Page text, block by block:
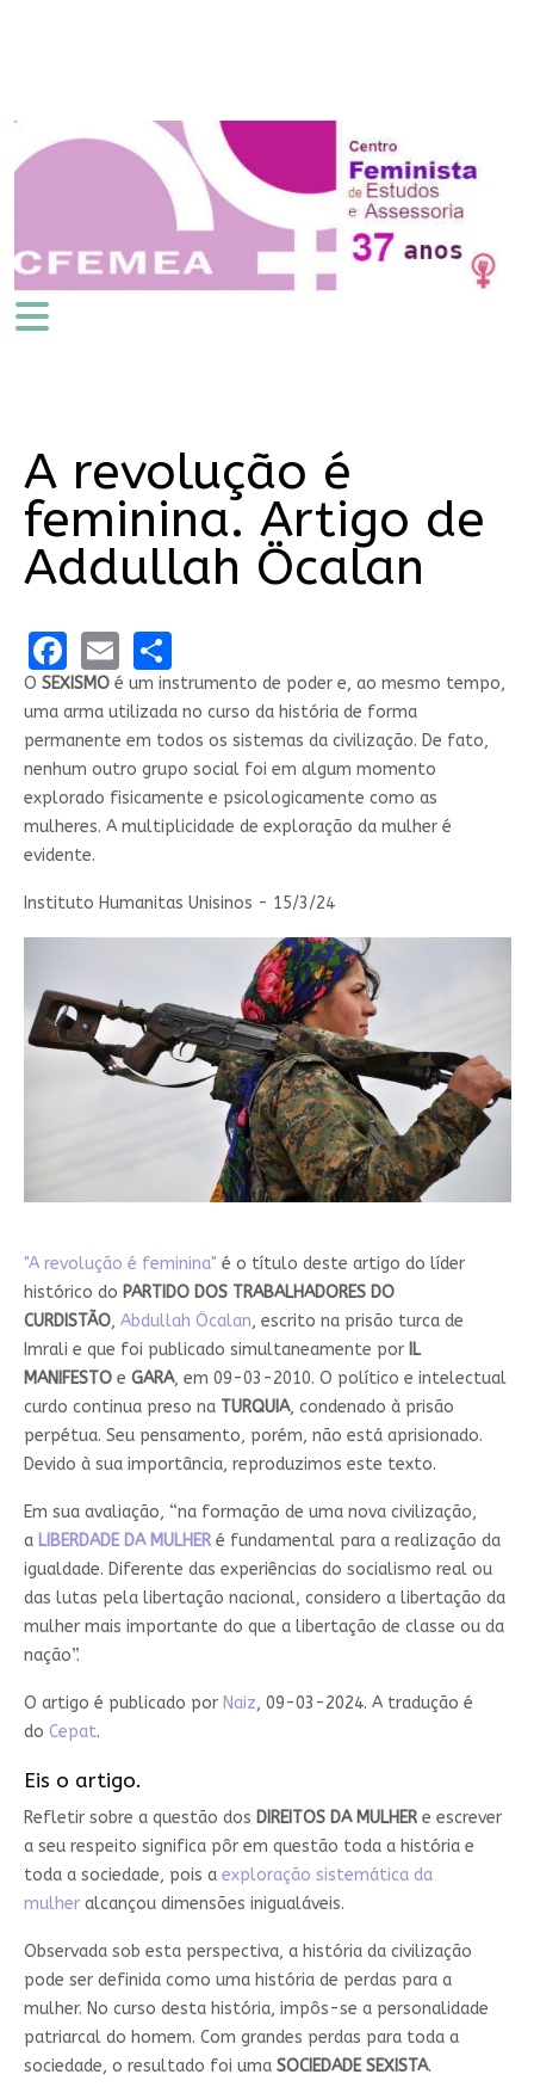
A revolução é
feminina. Artigo de
Addullah Öcalan
Facebook
EmailShare
O SEXISMOé um instrumento de poder e, ao mesmo tempo,
uma arma utilizada no curso da história de forma
permanente em todos os sistemas da civilização. De fato,
nenhum outro grupo social foi em algum momento
explorado fisicamente e psicologicamente como as
mulheres. A multiplicidade de exploração da mulher é
evidente.
Instituto Humanitas Unisinos - 15/3/24
"A revolução é feminina" é o título deste artigo do líder
histórico do PARTIDO DOS TRABALHADORES DO
CURDISTÃO, Abdullah Öcalan, escrito na prisão turca de
Imrali e que foi publicado simultaneamente por IL
MANIFESTOe GARA, em 09-03-2010. O político e intelectual
curdo continua preso na TURQUIA, condenado à prisão
perpétua. Seu pensamento, porém, não está aprisionado.
Devido à sua importância, reproduzimos este texto.
Em sua avaliação, “na formação de uma nova civilização,
a LIBERDADE DA MULHERé fundamental para a realização da
igualdade. Diferente das experiências do socialismo real ou
das lutas pela libertação nacional, considero a libertação da
mulher mais importante do que a libertação de classe ou da
nação”.
O artigo é publicado por Naiz, 09-03-2024. A tradução é
do Cepat.
Eis o artigo.
Refletir sobre a questão dos DIREITOS DA MULHERe escrever
a seu respeito significa pôr em questão toda a história e
toda a sociedade, pois a exploração sistemática da
mulheralcançou dimensões inigualáveis.
Observada sob esta perspectiva, a história da civilização
pode ser definida como uma história de perdas para a
mulher. No curso desta história, impôs-se a personalidade
patriarcal do homem. Com grandes perdas para toda a
sociedade, o resultado foi uma SOCIEDADE SEXISTA.